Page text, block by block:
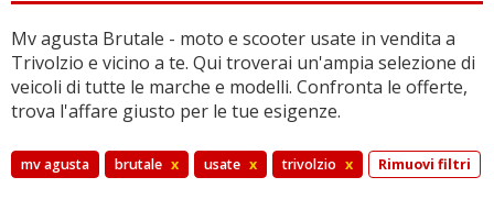
Mv agusta Brutale - moto e scooter usate in vendita a
Trivolzio e vicino a te. Qui troverai un'ampia selezione di
veicoli di tutte le marche e modelli. Confronta le offerte,
trova l'affare giusto per le tue esigenze.
mv agusta brutale x usate x trivolzio x Rimuovi filtri